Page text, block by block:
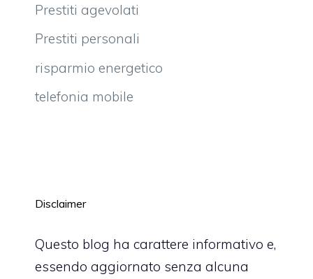
Prestiti agevolati
Prestiti personali
risparmio energetico
telefonia mobile
Disclaimer
Questo blog ha carattere informativo e,
essendo aggiornato senza alcuna